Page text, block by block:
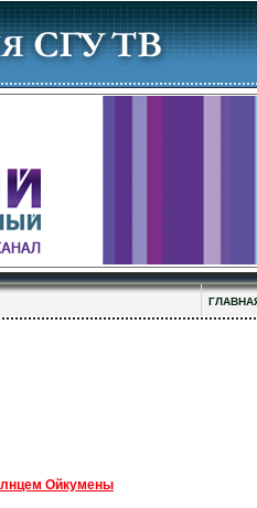
Ойкумены